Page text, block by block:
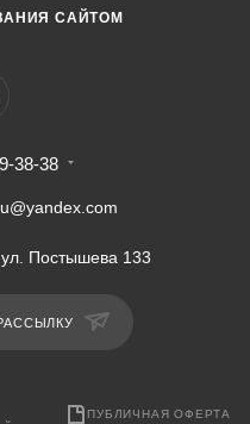
САЙТОМ
38-38
Постышева 133
ПУБЛИЧНАЯ ОФЕРТА